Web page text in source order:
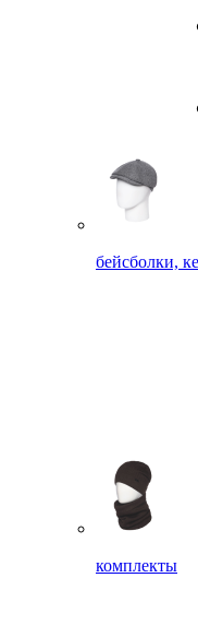
бейсболки,
комплекты